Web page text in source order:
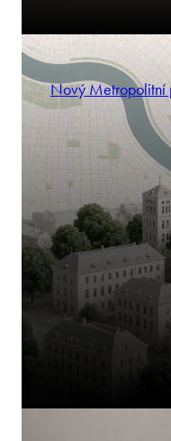
Nový Metropolitní